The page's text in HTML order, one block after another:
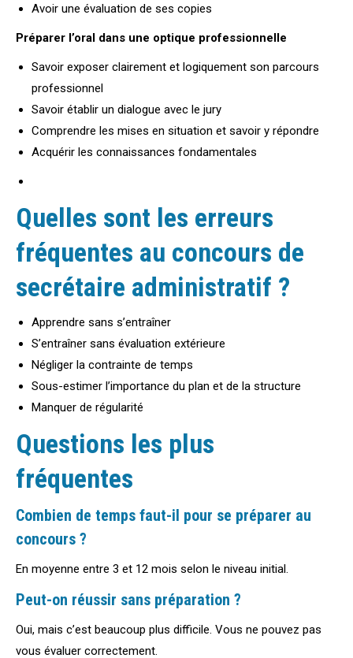
Avoir une évaluation de ses copies
Préparer l’oral dans une optique professionnelle
Savoir exposer clairement et logiquement son parcours
professionnel
Savoir établir un dialogue avec le jury
Comprendre les mises en situation et savoir y répondre
Acquérir les connaissances fondamentales
Quelles sont les erreurs
fréquentes au concours de
secrétaire administratif ?
Apprendre sans s’entraîner
S’entraîner sans évaluation extérieure
Négliger la contrainte de temps
Sous-estimer l’importance du plan et de la structure
Manquer de régularité
Questions les plus
fréquentes
Combien de temps faut-il pour se préparer au
concours ?
En moyenne entre 3 et 12 mois selon le niveau initial.
Peut-on réussir sans préparation ?
Oui, mais c’est beaucoup plus difficile. Vous ne pouvez pas
vous évaluer correctement.